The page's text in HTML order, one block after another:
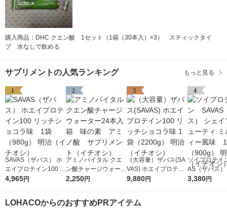
購入商品：DHC クエン酸 1セット（1箱（30本入）×3） スティックタイ
プ 水なしで飲める
サプリメントの人気ランキング もっと見る
1
SAVAS（ザバス） ホ
エイプロテイン100 リ
ッチショコラ味 1袋
4,965円
2
アミノバイタル クエ
ン酸チャージウォータ
ー24本入箱 味の
2,250円
3
（大容量）ザバス(SA
VAS) ホエイプロテイ
ン100 リッチショコラ
9,880円
4
ソイプロテ
AS（ザバス
プ＆ビューテ
3,380円
LOHACOからのおすすめPRアイテム